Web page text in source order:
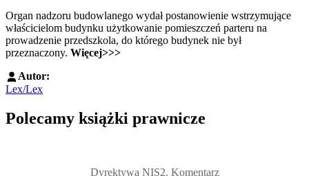
Organ nadzoru budowlanego wydał postanowienie wstrzymujące
właścicielom budynku użytkowanie pomieszczeń parteru na
prowadzenie przedszkola, do którego budynek nie był
przeznaczony. Więcej>>>
Autor:
Lex/Lex
Polecamy książki prawnicze
Dyrektywa NIS2. Komentarz